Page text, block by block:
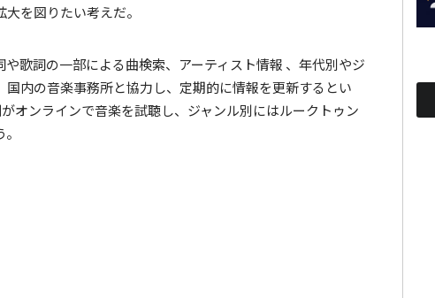
を図りたい考えだ。
歌詞の一部による曲検索、アーティスト情報 、年代別やジ
内の音楽事務所と協力し、定期的に情報を更新するとい
オンラインで音楽を試聴し、ジャンル別にはルークトゥン